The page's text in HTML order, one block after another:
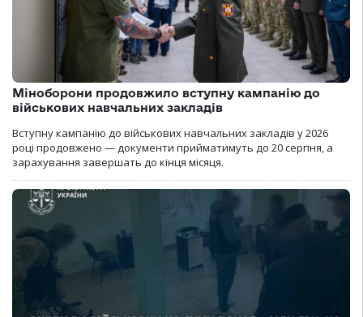
Міноборони продовжило вступну кампанію до
військових навчальних закладів
Вступну кампанію до військових навчальних закладів у 2026
році продовжено — документи прийматимуть до 20 серпня, а
зарахування завершать до кінця місяця.